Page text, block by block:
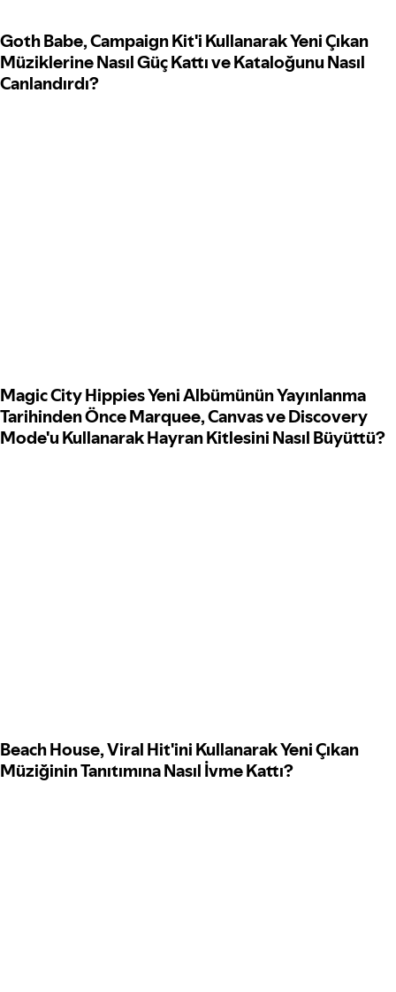
Goth Babe, Campaign Kit'i Kullanarak Yeni Çıkan
Müziklerine Nasıl Güç Kattı ve Kataloğunu Nasıl
Canlandırdı?
Magic City Hippies Yeni Albümünün Yayınlanma
Tarihinden Önce Marquee, Canvas ve Discovery
Mode'u Kullanarak Hayran Kitlesini Nasıl Büyüttü?
Beach House, Viral Hit'ini Kullanarak Yeni Çıkan
Müziğinin Tanıtımına Nasıl İvme Kattı?